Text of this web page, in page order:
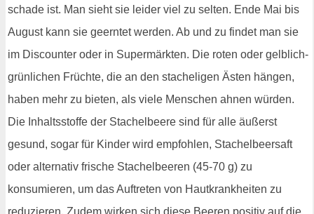
schade ist. Man sieht sie leider viel zu selten. Ende Mai bis
August kann sie geerntet werden. Ab und zu findet man sie
im Discounter oder in Supermärkten. Die roten oder gelblich-
grünlichen Früchte, die an den stacheligen Ästen hängen,
haben mehr zu bieten, als viele Menschen ahnen würden.
Die Inhaltsstoffe der Stachelbeere sind für alle äußerst
gesund, sogar für Kinder wird empfohlen, Stachelbeersaft
oder alternativ frische Stachelbeeren (45-70 g) zu
konsumieren, um das Auftreten von Hautkrankheiten zu
reduzieren. Zudem wirken sich diese Beeren positiv auf die